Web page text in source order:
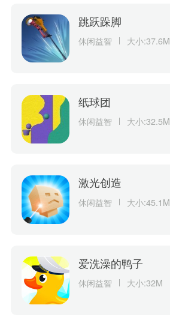
跳跃跺脚
休闲益智 大小:37.6M
纸球团
休闲益智 大小:32.5M
激光创造
休闲益智 大小:45.1M
爱洗澡的鸭子
休闲益智 大小:32M